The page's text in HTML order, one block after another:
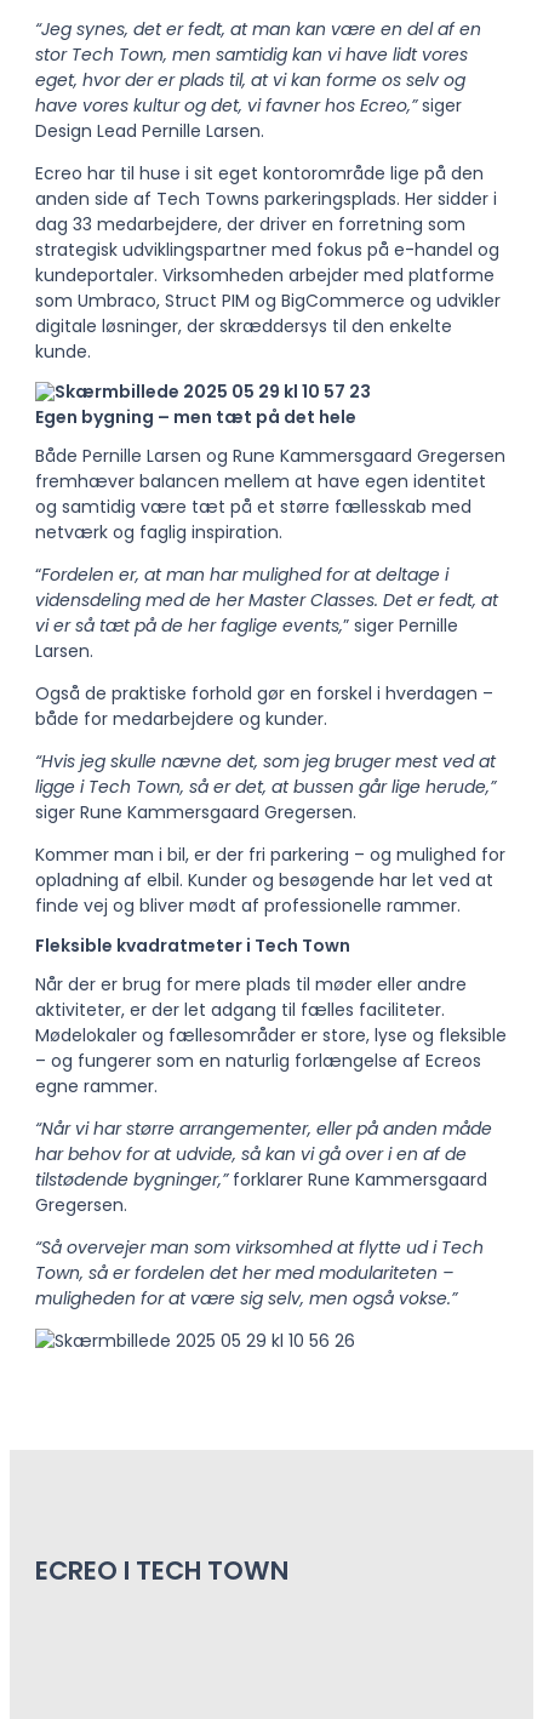
“Jeg synes, det er fedt, at man kan være en del af en
stor Tech Town, men samtidig kan vihave lidt vores
eget, hvor der er plads til, at vi kan forme os selv og
have vores kultur og det, vi favner hos Ecreo,”siger
Design Lead Pernille Larsen.
Ecreo har til huse i sit eget kontorområde lige på den
anden side af Tech Towns parkeringsplads. Her sidder i
dag 33 medarbejdere, der driver en forretning som
strategisk udviklingspartner med fokus på e-handel og
kundeportaler. Virksomheden arbejder med platforme
som Umbraco, Struct PIM og BigCommerce og udvikler
digitale løsninger, der skræddersys til den enkelte
kunde.
Egen bygning – men tæt på det hele
Både Pernille Larsen og Rune Kammersgaard Gregersen
fremhæver balancen mellem at have egen identitet
og samtidig være tæt på et større fællesskab med
netværk og faglig inspiration.
“Fordelen er, at man har mulighed for at deltage i
vidensdeling med de her MasterClasses. Det er fedt, at
vi er så tæt på de her faglige events,” siger Pernille
Larsen.
Også de praktiske forhold gør en forskel i hverdagen –
både for medarbejdere og kunder.
“Hvis jeg skulle nævne det, som jeg bruger mest ved at
ligge i Tech Town, så er det, atbussen går lige herude,”
siger Rune Kammersgaard Gregersen.
Kommer man i bil, er der fri parkering – og mulighed for
opladning af elbil. Kunder og besøgende har let ved at
finde vej og bliver mødt af professionelle rammer.
Fleksible kvadratmeter i Tech Town
Når der er brug for mere plads til møder eller andre
aktiviteter, er der let adgang til fælles faciliteter.
Mødelokaler og fællesområder er store, lyse og fleksible
– og fungerer som en naturlig forlængelse af Ecreos
egne rammer.
“Når vi har større arrangementer, eller på anden måde
har behov for at udvide, så kan vigå over i en af de
tilstødende bygninger,”forklarer Rune Kammersgaard
Gregersen.
“Så overvejer man som virksomhed at flytte ud i Tech
Town, så er fordelen det her medmodulariteten –
muligheden for at være sig selv, men også vokse.”
ECREO I TECH TOWN